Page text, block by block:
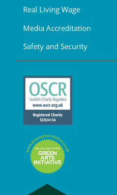
Real Living Wage
Media Accreditation
Safety and Security